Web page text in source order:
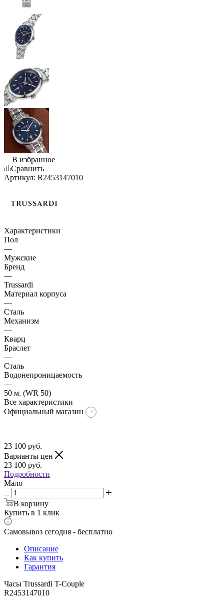
В избранное
Сравнить
Артикул: R2453147010
Характеристики
Пол
—
Мужские
Бренд
—
Trussardi
Материал корпуса
—
Сталь
Механизм
—
Кварц
Браслет
—
Сталь
Водонепроницаемость
—
50 м. (WR 50)
Все характеристики
Официальный магазин
23 100 руб.
Варианты цен
23 100 руб.
Подробности
Мало
В корзину
Купить в 1 клик
Самовывоз сегодня - бесплатно
Описание
Как купить
Гарантия
Часы Trussardi T-Couple
R2453147010